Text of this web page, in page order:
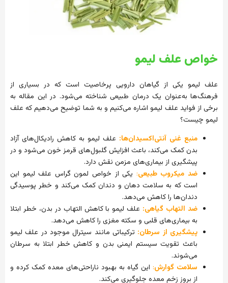
خواص علف لیمو
علف لیمو یکی از گیاهان دارویی پرخاصیت است که در بسیاری از
فرهنگ‌ها به‌عنوان یک درمان طبیعی شناخته می‌شود. در این مقاله به
برخی از فواید علف لیمو اشاره می‌کنیم و به شما توضیح می‌دهیم که علف
لیمو چیست؟
منبع غنی آنتی‌اکسیدان‌ها: علف لیمو به کاهش رادیکال‌های آزاد
بدن کمک می‌کند، باعث افزایش گلبول‌های قرمز خون می‌شود و در
پیشگیری از بیماری‌های مزمن نقش دارد.
ضد میکروب طبیعی: یکی از خواص لمون گراس علف لیمو این
است که به سلامت دهان و دندان کمک می‌کند و خطر پوسیدگی
دندان‌ها را کاهش می‌دهد.
ضد التهاب گیاهی: علف لیمو با کاهش التهاب در بدن، خطر ابتلا
به بیماری‌های قلبی و سکته مغزی را کاهش می‌دهد.
پیشگیری از سرطان: ترکیباتی مانند سیترال موجود در علف لیمو
باعث تقویت سیستم ایمنی بدن و کاهش خطر ابتلا به سرطان
می‌شوند.
سلامت گوارش: این گیاه به بهبود ناراحتی‌های معده کمک کرده و
از بروز زخم معده جلوگیری می‌کند.